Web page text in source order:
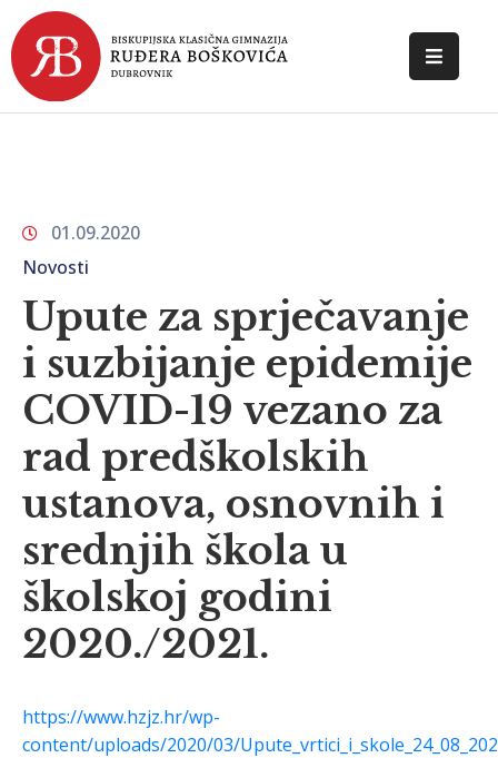
POČETNA
DOKUMENTI
KONTAKT
01.09.2020
Novosti
Upute za sprječavanje
i suzbijanje epidemije
COVID-19 vezano za
rad predškolskih
ustanova, osnovnih i
srednjih škola u
školskoj godini
2020./2021.
https://www.hzjz.hr/wp-
content/uploads/2020/03/